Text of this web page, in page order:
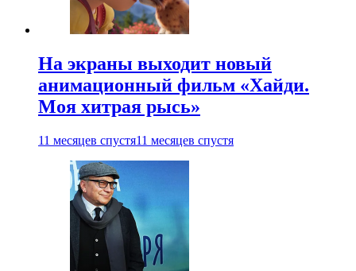
На экраны выходит новый
анимационный фильм «Хайди.
Моя хитрая рысь»
11 месяцев спустя11 месяцев спустя